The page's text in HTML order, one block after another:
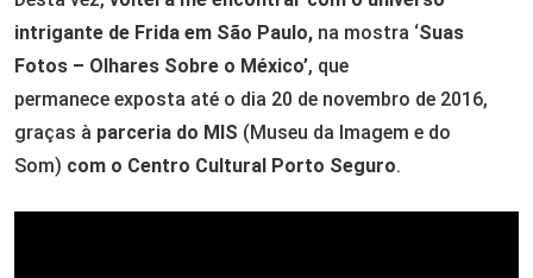
intrigante de Frida em São Paulo, na mostra ‘Suas
Fotos – Olhares Sobre o México’, que
permanece exposta até o dia 20 de novembro de 2016,
graças à parceria do MIS (Museu da Imagem e do
Som) com o Centro Cultural Porto Seguro.